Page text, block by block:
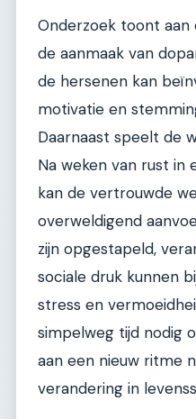
Onderzoek toont aan
de aanmaak van
de hersenen kan
motivatie en
Daarnaast speelt de
Na weken van rust in
kan de vertrouwde
overweldigend
zijn opgestapeld,
sociale druk kunnen
stress en
simpelweg tijd nodig
aan een nieuw ritme
verandering in